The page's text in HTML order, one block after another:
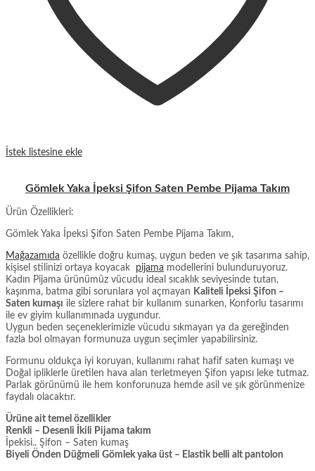
İstek listesine ekle
Gömlek Yaka İpeksi Şifon Saten Pembe Pijama Takım
Ürün Özellikleri:
Gömlek Yaka İpeksi Şifon Saten Pembe Pijama Takım,
Mağazamıda özellikle doğru kumaş, uygun beden ve şık tasarıma sahip,
kişisel stilinizi ortaya koyacak pijama modellerini bulunduruyoruz.
Kadın Pijama ürünümüz vücudu ideal sıcaklık seviyesinde tutan,
kaşınma, batma gibi sorunlara yol açmayan Kaliteli İpeksi Şifon –
Saten kumaşı ile sizlere rahat bir kullanım sunarken, Konforlu tasarımı
ile ev giyim kullanımınada uygundur.
Uygun beden seçeneklerimizle vücudu sıkmayan ya da gereğinden
fazla bol olmayan formunuza uygun seçimler yapabilirsiniz.
Formunu oldukça iyi koruyan, kullanımı rahat hafif saten kumaşı ve
Doğal ipliklerle üretilen hava alan terletmeyen Şifon yapısı leke tutmaz.
Parlak görünümü ile hem konforunuza hemde asil ve şık görünmenize
faydalı olacaktır.
Ürüne ait temel özellikler
Renkli – Desenli İkili Pijama takım
İpekisi.. Şifon – Saten kumaş
Biyeli Önden Düğmeli Gömlek yaka üst – Elastik belli alt pantolon